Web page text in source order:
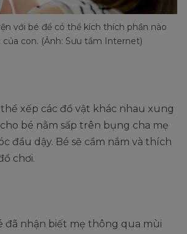
với bé để có thể kích thích phần nào
con. (Ảnh: Sưu tầm Internet)
thể xếp các đồ vật khác nhau xung
bé nằm sấp trên bụng cha mẹ
đầu dậy. Bé sẽ cầm nắm và thích
chơi.
đã nhận biết mẹ thông qua mùi